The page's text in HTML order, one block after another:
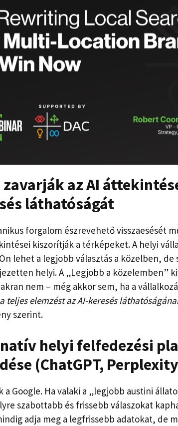
az AI
láthatóságát
forgalom észrevehető visszaesését
kiszorítják a térképeket. A helyi
lehet a legjobb választás a közelben,
helyi. A „Legjobb a közelemben”
nem – még akkor sem, ha a
teljes elemzést az AI-keresés
szerint.
helyi felfedezési
(ChatGPT,
a Google. Ha valaki a „legjobb austini
szabottabb és frissebb válaszokat
adja meg a legfrissebb adatokat, de